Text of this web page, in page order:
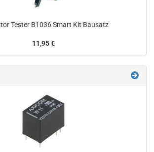
Tester B1036 Smart Kit Bausatz
11,95 €